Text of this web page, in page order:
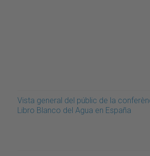
Vista general del públic de la
Libro Blanco del Agua en España